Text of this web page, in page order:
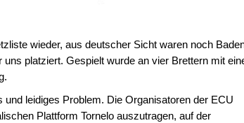
wieder, aus deutscher Sicht waren noch
platziert. Gespielt wurde an vier Brettern mit
leidiges Problem. Die Organisatoren der ECU
Plattform Tornelo auszutragen, auf der